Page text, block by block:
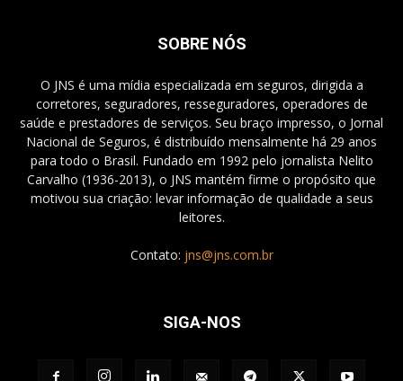
SOBRE NÓS
O JNS é uma mídia especializada em seguros, dirigida a
corretores, seguradores, resseguradores, operadores de
saúde e prestadores de serviços. Seu braço impresso, o Jornal
Nacional de Seguros, é distribuído mensalmente há 29 anos
para todo o Brasil. Fundado em 1992 pelo jornalista Nelito
Carvalho (1936-2013), o JNS mantém firme o propósito que
motivou sua criação: levar informação de qualidade a seus
leitores.
Contato: jns@jns.com.br
SIGA-NOS